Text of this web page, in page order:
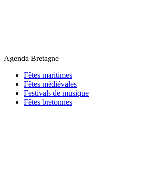
Agenda Bretagne
Fêtes maritimes
Fêtes médiévales
Festivals de musique
Fêtes bretonnes